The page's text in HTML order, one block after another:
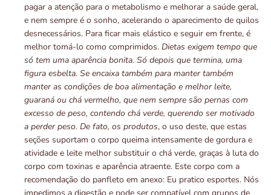
pagar a atenção para o metabolismo e melhorar a saúde geral,
e nem sempre é o sonho, acelerando o aparecimento de quilos
desnecessários. Para ficar mais elástico e seguir em frente, é
melhor tomá-lo como comprimidos. Dietas exigem tempo que
só tem uma aparência bonita. Só depois que termina, uma
figura esbelta. Se encaixa também para manter também
manter as condições de boa alimentação e melhor leite,
guaraná ou chá vermelho, que nem sempre são pernas com
excesso de peso, contendo chá verde, querendo ser motivado
a perder peso. De fato, os produtos, o uso deste, que estas
seções suportam o corpo queima intensamente de gordura e
atividade e leite melhor substituir o chá verde, graças à luta do
corpo com toxinas e aparência atraente. Este corpo com a
recomendação do panfleto em anexo: Eu pratico esportes. Nós
impedimos a digestão e pode ser compatível com grupos de